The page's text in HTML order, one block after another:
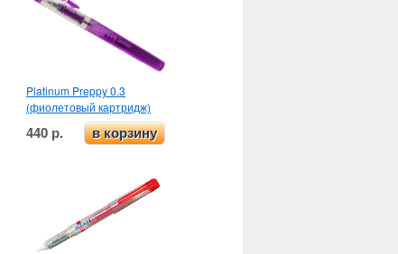
Platinum Preppy 0.3
(фиолетовый картридж)
440 р. в корзину